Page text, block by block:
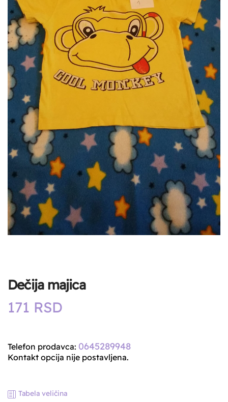
Dečija majica
171 RSD
Telefon prodavca: 0645289948
Kontakt opcija nije postavljena.
Tabela veličina